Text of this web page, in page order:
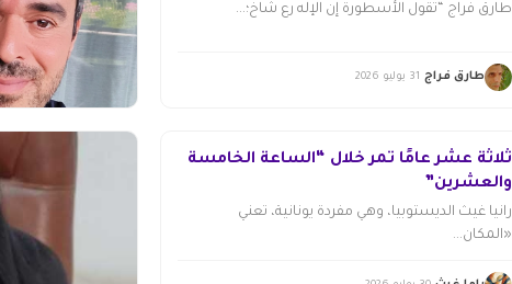
طارق فراج “تقول الأسطورة إن الإله رع شاخ؛...
طارق فراج 31 يوليو 2026
ثلاثة عشر عامًا تمر خلال “الساعة الخامسة
والعشرين”
رانيا غيث الديستوبيا، وهي مفردة يونانية، تعني
«المكان...